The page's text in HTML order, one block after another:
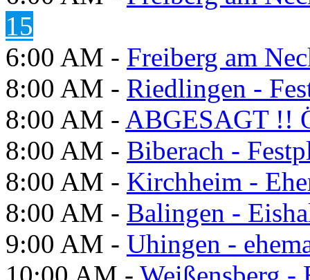
15
6:00 AM - Freiberg am
8:00 AM - Riedlingen -
8:00 AM - ABGESAGT !!
8:00 AM - Biberach -
8:00 AM - Kirchheim -
8:00 AM - Balingen -
9:00 AM - Uhingen -